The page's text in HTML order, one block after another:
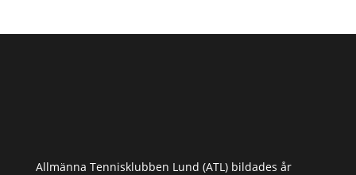
Allmänna Tennisklubben Lund (ATL) bildades år